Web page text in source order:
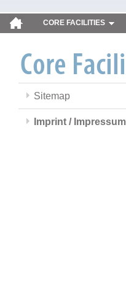
CORE FACILITIES
Sitemap
Imprint / Impressum